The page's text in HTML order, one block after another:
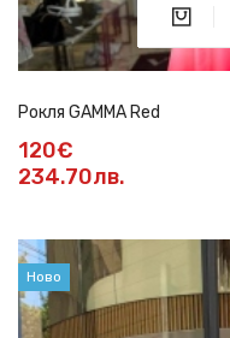
Рокля GAMMA Red
120€
234.70лв.
Ново